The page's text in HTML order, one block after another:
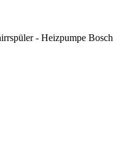
- Heizpumpe Bosch